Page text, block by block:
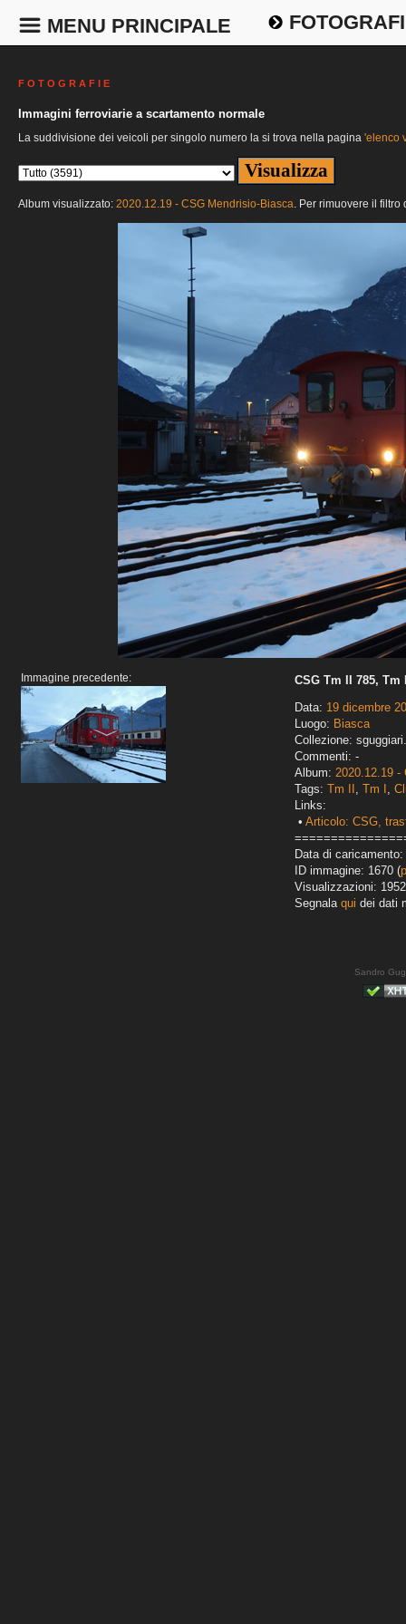
MENU PRINCIPALE
F O T O G R A F I E
Immagini ferroviarie a scartamento normale
La suddivisione dei veicoli per singolo numero la si trova nella pagina 'elenco
Album visualizzato: 2020.12.19 - CSG Mendrisio-Biasca. Per rimuovere il
Immagine precedente:
CSG Tm II 785, Tm
Data: 19 dicembre
Luogo: Biasca
Collezione:
Commenti: -
Album: 2020.12.19 -
Tags: Tm II , Tm I ,
Links:
• Articolo: CSG,
Data di
ID immagine: 1670 (
Visualizzazioni: 1952
Segnala qui dei dati
Sandro